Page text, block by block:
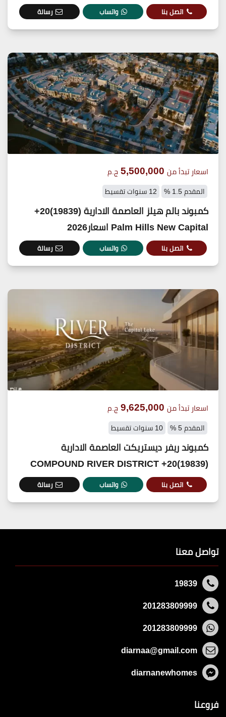
اتصل بنا واتساب رسالة
اسعار تبدأ من 5,500,000 ج.م
المقدم 1.5 % 12 سنوات تقسيط
كمبوند بالم هيلز العاصمة الادارية (19839)20+
Palm Hills New Capital اسعار2026
اتصل بنا واتساب رسالة
اسعار تبدأ من 9,625,000 ج.م
المقدم 5 % 10 سنوات تقسيط
كمبوند ريفر ديستريكت العاصمة الادارية
(19839)20+ COMPOUND RIVER DISTRICT
اتصل بنا واتساب رسالة
تواصل معنا
19839
201283809999
201283809999
diarnaa@gmail.com
diarnanewhomes
فروعنا